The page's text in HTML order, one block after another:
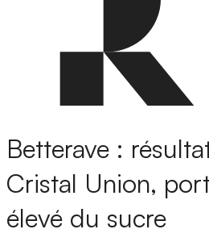
Betterave :
Cristal Union,
élevé du sucre